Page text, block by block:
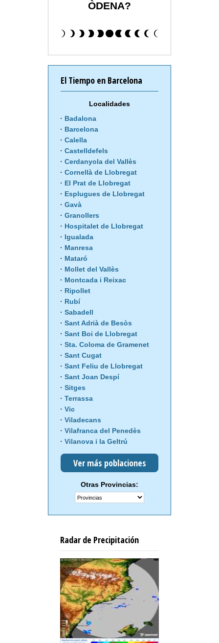
ÒDENA?
El Tiempo en Barcelona
Localidades
Badalona
Barcelona
Calella
Castelldefels
Cerdanyola del Vallès
Cornellà de Llobregat
El Prat de Llobregat
Esplugues de Llobregat
Gavà
Granollers
Hospitalet de Llobregat
Igualada
Manresa
Mataró
Mollet del Vallès
Montcada i Reixac
Ripollet
Rubí
Sabadell
Sant Adrià de Besòs
Sant Boi de Llobregat
Sta. Coloma de Gramenet
Sant Cugat
Sant Feliu de Llobregat
Sant Joan Despí
Sitges
Terrassa
Vic
Viladecans
Vilafranca del Penedès
Vilanova i la Geltrú
Ver más poblaciones
Otras Provincias:
Radar de Precipitación